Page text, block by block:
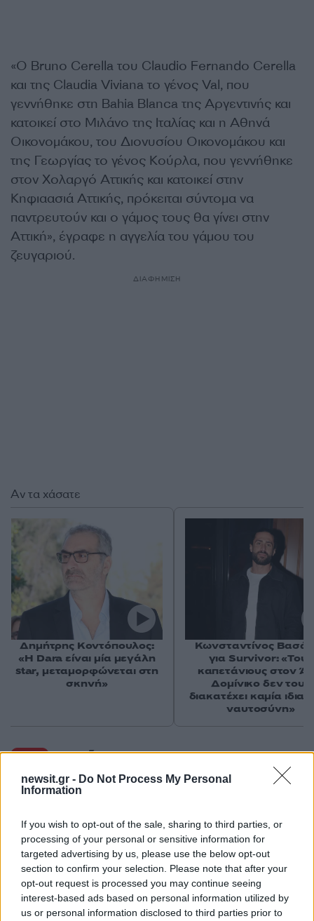
newsit.gr - Do Not Process My Personal
Information
If you wish to opt-out of the sale, sharing to third parties, or
processing of your personal or sensitive information for
targeted advertising by us, please use the below opt-out
section to confirm your selection. Please note that after your
opt-out request is processed you may continue seeing
interest-based ads based on personal information utilized by
us or personal information disclosed to third parties prior to
«Ο Bruno Cerella του Claudio Fernando Cerella
και της Claudia Viviana το γένος Val, που
γεννήθηκε στη Bahia Blanca της Αργεντινής και
κατοικεί στο Μιλάνο της Ιταλίας και η Αθηνά
Οικονομάκου, του Διονυσίου Οικονομάκου και
της Γεωργίας το γένος Κούρλα, που γεννήθηκε
στον Χολαργό Αττικής και κατοικεί στην
Κηφιαασιά Αττικής, πρόκειται σύντομα να
παντρευτούν και ο γάμος τους θα γίνει στην
Αττική», έγραφε η αγγελία του γάμου του
ζευγαριού.
ΔΙΑΦΗΜΙΣΗ
Σχόλια
Σχολίασε εδώ
50 /50
Αν τα χάσατε
Δημήτρης Κοντόπουλος:
«Η Dara είναι μία μεγάλη
star, μεταμορφώνεται στη
σκηνή»
Κωνσταντίνος
για Survivor: «Τους
καπετάνιους στον
Δομίνικο δεν τους
διακατέχει καμία
ναυτοσύνη»